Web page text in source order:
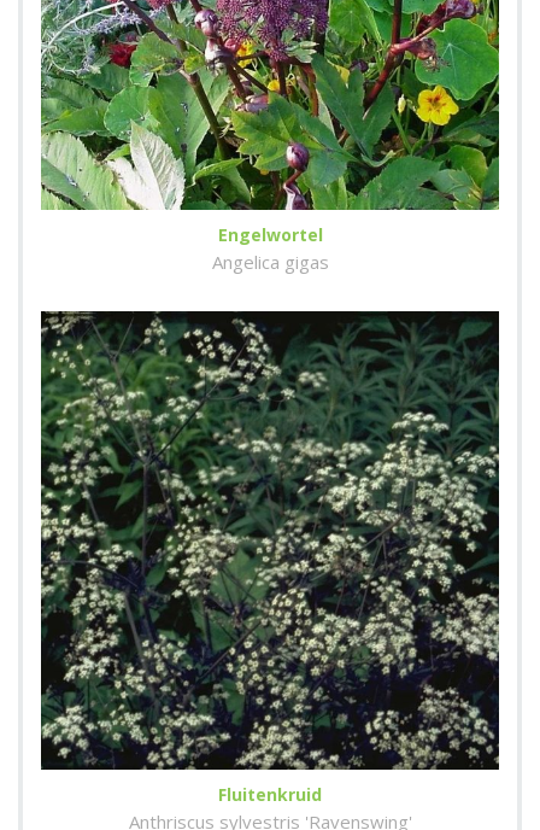
Engelwortel
Angelica gigas
Fluitenkruid
Anthriscus sylvestris 'Ravenswing'